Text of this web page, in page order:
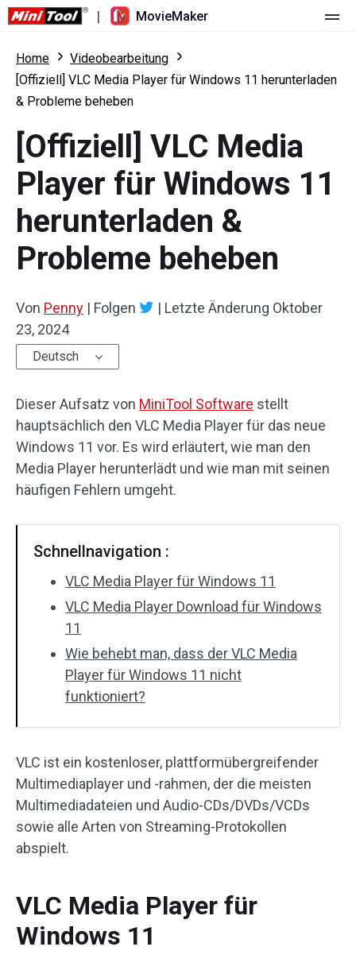
| MovieMaker
Startseite
Preise
Was ist neu
Übersicht
Mehrspurbearbeitung
Seitenverhältnis
Geschwindigkeit anpassen/umkehren
Trimmen/Teilen/Zuschneiden
Text/Elemente
Videoeffekte
Videofarbe
Stapelverarbeitung
Ohne Wasserzeichen
Ressourcen
Benutzerhandbuch
Tricks für Videobearbeitung
Video-Tools
Bildschirm-Rekorder
Video-Konverter
Online-Video-Downloader
Home
Videobearbeitung
[Offiziell] VLC Media Player für Windows 11 herunterladen
& Probleme beheben
[Offiziell] VLC Media
Player für Windows 11
herunterladen &
Probleme beheben
Von Penny | Folgen | Letzte Änderung Oktober
23, 2024
Deutsch
Dieser Aufsatz von MiniTool Software stellt
hauptsächlich den VLC Media Player für das neue
Windows 11 vor. Es wird erläutert, wie man den
Media Player herunterlädt und wie man mit seinen
häufigen Fehlern umgeht.
Schnellnavigation :
VLC Media Player für Windows 11
VLC Media Player Download für Windows
11
Wie behebt man, dass der VLC Media
Player für Windows 11 nicht
funktioniert?
VLC ist ein kostenloser, plattformübergreifender
Multimediaplayer und -rahmen, der die meisten
Multimediadateien und Audio-CDs/DVDs/VCDs
sowie alle Arten von Streaming-Protokollen
abspielt.
VLC Media Player für
Windows 11